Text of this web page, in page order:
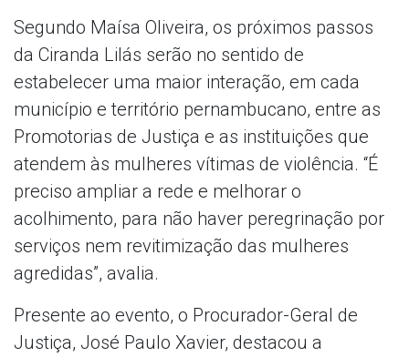
Segundo Maísa Oliveira, os próximos passos
da Ciranda Lilás serão no sentido de
estabelecer uma maior interação, em cada
município e território pernambucano, entre as
Promotorias de Justiça e as instituições que
atendem às mulheres vítimas de violência. “É
preciso ampliar a rede e melhorar o
acolhimento, para não haver peregrinação por
serviços nem revitimização das mulheres
agredidas”, avalia.
Presente ao evento, o Procurador-Geral de
Justiça, José Paulo Xavier, destacou a